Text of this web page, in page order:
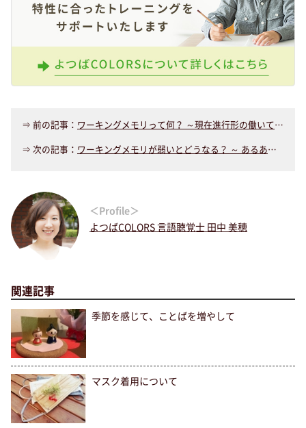
⇒ 前の記事： ワーキングメモリって何？ ～現在進行形の働いている記憶～
⇒ 次の記事： ワーキングメモリが弱いとどうなる？ ～ あるあるエピソード② ～
＜Profile＞
よつばCOLORS 言語聴覚士 田中 美穂
関連記事
季節を感じて、ことばを増やして
マスク着用について